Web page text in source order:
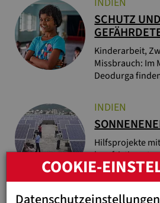
SCHUTZ
Kinderarbeit,
Missbrauch: Im
Deodurga
INDIEN
Hilfsprojekte
langfristig
PHILIPPINEN
COOKIE-